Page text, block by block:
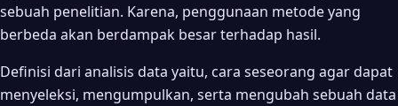
sebuah penelitian. Karena, penggunaan metode yang
berbeda akan berdampak besar terhadap hasil.
Definisi dari analisis data yaitu, cara seseorang agar dapat
menyeleksi, mengumpulkan, serta mengubah sebuah data